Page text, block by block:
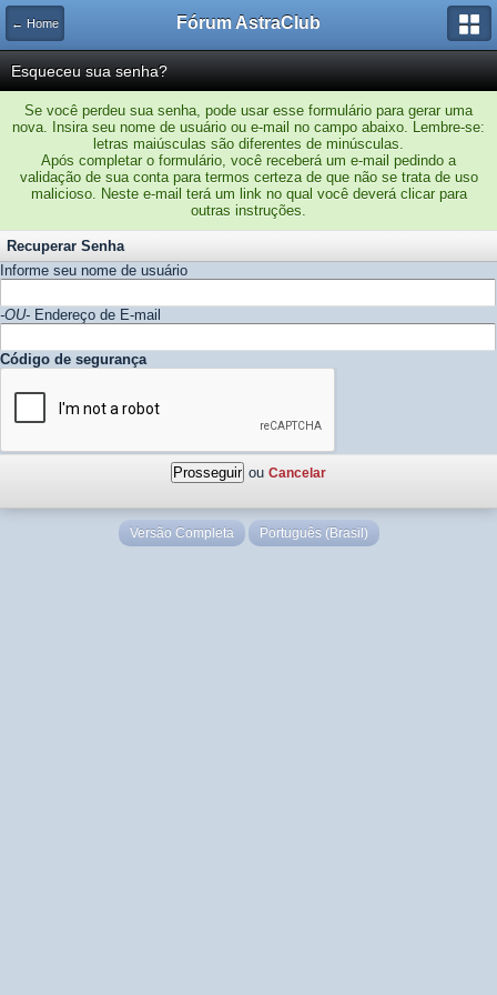
← Home Fórum AstraClub
Esqueceu sua senha?
Se você perdeu sua senha, pode usar esse formulário para gerar uma
nova. Insira seu nome de usuário ou e-mail no campo abaixo. Lembre-se:
letras maiúsculas são diferentes de minúsculas.
Após completar o formulário, você receberá um e-mail pedindo a
validação de sua conta para termos certeza de que não se trata de uso
malicioso. Neste e-mail terá um link no qual você deverá clicar para
outras instruções.
Recuperar Senha
Informe seu nome de usuário
-OU- Endereço de E-mail
Código de segurança
ou Cancelar
Versão Completa Português (Brasil)